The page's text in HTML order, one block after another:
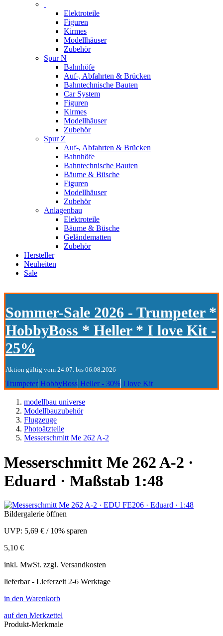
Elektroteile
Figuren
Kirmes
Modellhäuser
Zubehör
Spur N
Bahnhöfe
Auf-, Abfahrten & Brücken
Bahntechnische Bauten
Car System
Figuren
Kirmes
Modellhäuser
Zubehör
Spur Z
Auf-, Abfahrten & Brücken
Bahnhöfe
Bahntechnische Bauten
Bäume & Büsche
Figuren
Modellhäuser
Zubehör
Anlagenbau
Elektroteile
Bäume & Büsche
Geländematten
Zubehör
Hersteller
Neuheiten
Sale
Sommer-Sale 2026 - Trumpeter *
HobbyBoss * Heller * I love Kit -
25%
Aktion gültig vom 24.07. bis 06.08.2026
Trumpeter HobbyBoss Heller - 30% I love Kit
modellbau universe
Modellbauzubehör
Flugzeuge
Photoätzteile
Messerschmitt Me 262 A-2
Messerschmitt Me 262 A-2 ·
Eduard · Maßstab 1:48
Bildergalerie öffnen
UVP: 5,69 € / 10% sparen
5,10 €
inkl. MwSt. zzgl. Versandkosten
lieferbar - Lieferzeit 2-6 Werktage
in den Warenkorb
auf den Merkzettel
Produkt-Merkmale